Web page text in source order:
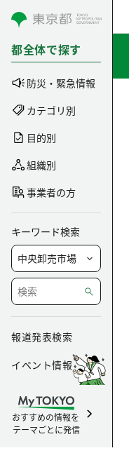
コンテンツにスキップ
都全体で探す
防災・緊急情報
カテゴリ別
目的別
組織別
事業者の方
キーワード検索
報道発表検索
イベント情報
おすすめの情報を
テーマごとに発信